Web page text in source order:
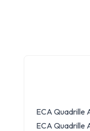
ECA Quadrille
ECA Quadrille